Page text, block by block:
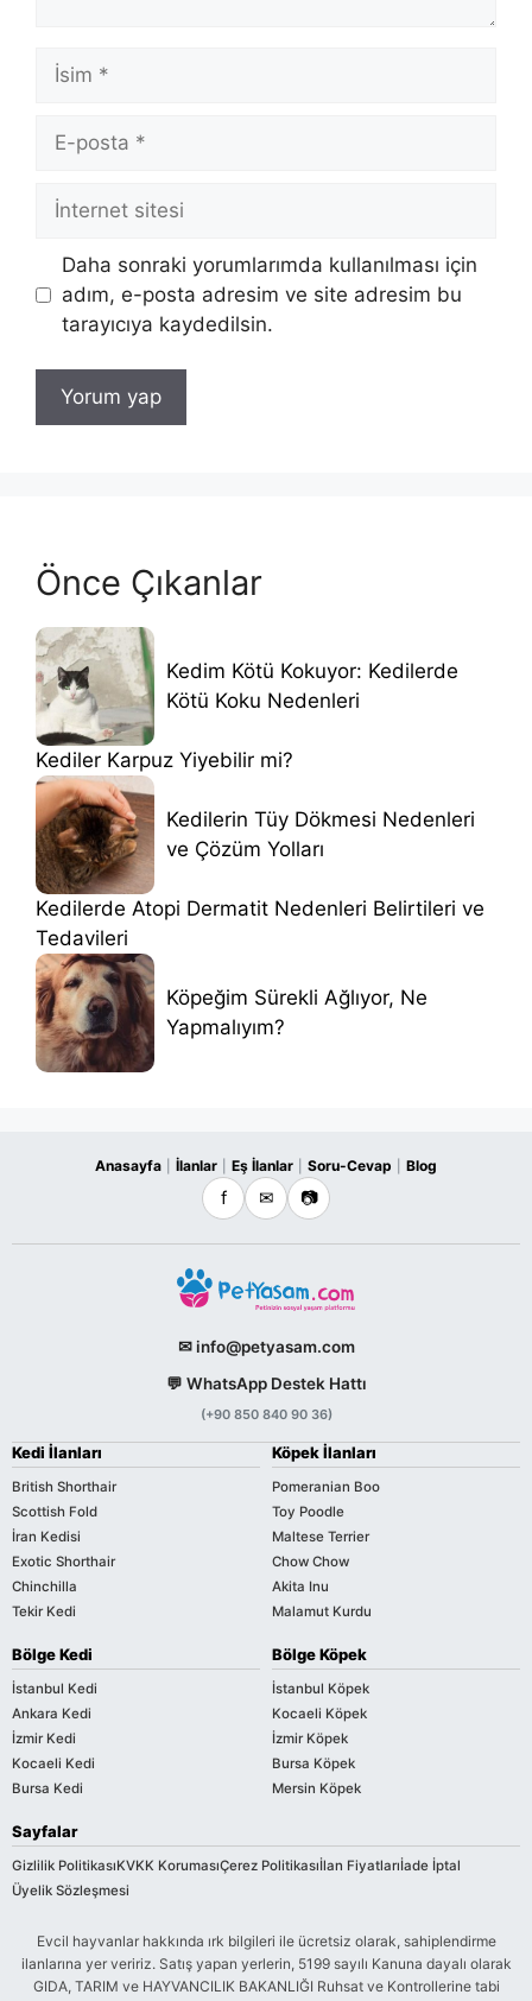
İsim
posta
İnternet
sitesi
Daha sonraki yorumlarımda kullanılması için
adım, e-posta adresim ve site adresim bu
tarayıcıya kaydedilsin.
Önce Çıkanlar
Kedim Kötü Kokuyor: Kedilerde
Kötü Koku Nedenleri
Kediler Karpuz Yiyebilir mi?
Kedilerin Tüy Dökmesi Nedenleri
ve Çözüm Yolları
Kedilerde Atopi Dermatit Nedenleri Belirtileri ve
Tedavileri
Köpeğim Sürekli Ağlıyor, Ne
Yapmalıyım?
Anasayfa İlanlar Eş İlanlar Soru-Cevap Blog
f ✉ 📷
✉ info@petyasam.com
💬 WhatsApp Destek Hattı
(+90 850 840 90 36)
Kedi İlanları
British Shorthair
Scottish Fold
İran Kedisi
Exotic Shorthair
Chinchilla
Tekir Kedi
Köpek İlanları
Pomeranian Boo
Toy Poodle
Maltese Terrier
Chow Chow
Akita Inu
Malamut Kurdu
Bölge Kedi
İstanbul Kedi
Ankara Kedi
İzmir Kedi
Kocaeli Kedi
Bursa Kedi
Bölge Köpek
İstanbul Köpek
Kocaeli Köpek
İzmir Köpek
Bursa Köpek
Mersin Köpek
Sayfalar
Gizlilik PolitikasıKVKK KorumasıÇerez Politikasıİlan Fiyatlarıİade İptal
Üyelik Sözleşmesi
Evcil hayvanlar hakkında ırk bilgileri ile ücretsiz olarak, sahiplendirme
ilanlarına yer veririz. Satış yapan yerlerin, 5199 sayılı Kanuna dayalı olarak
GIDA, TARIM ve HAYVANCILIK BAKANLIĞI Ruhsat ve Kontrollerine tabi